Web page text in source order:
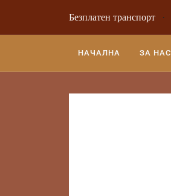
Безплатен транспорт ·
НАЧАЛНА ЗА НАС